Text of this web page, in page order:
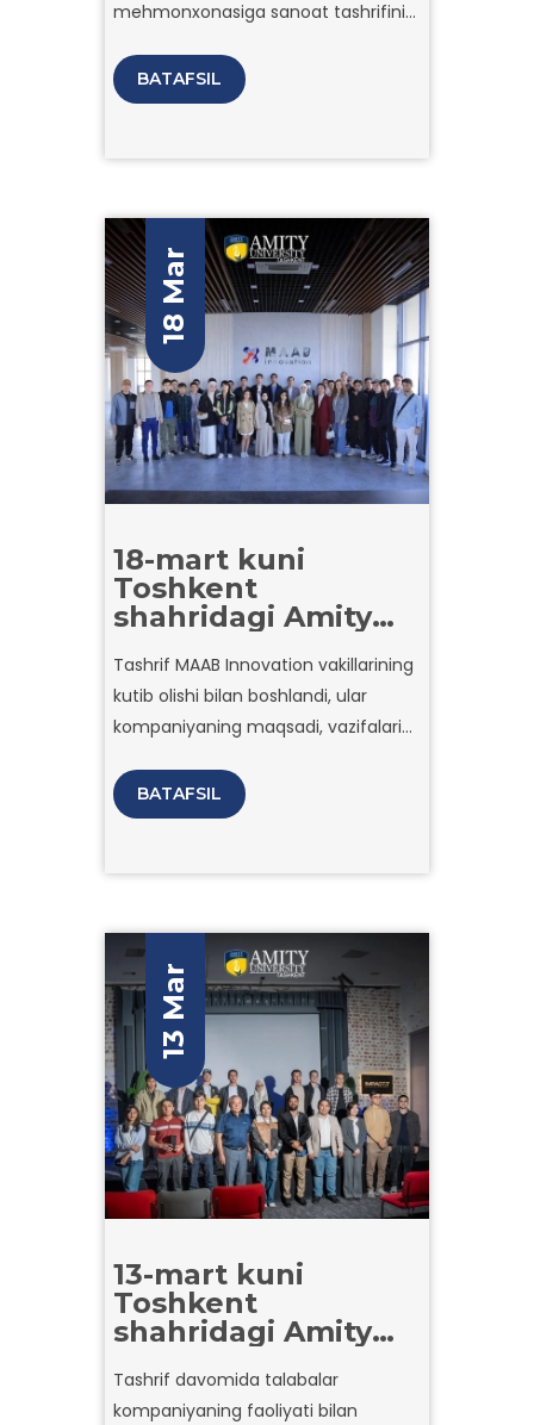
mehmonxonasiga sanoat tashrifini
uchun mehmonxona boshqaruvi
bo‘yicha qimmatli tajriba olish
BATAFSIL
18 Mar
18-mart kuni
Toshkent
shahridagi Amity
talabalari uchun
MAAB Innovation
kompaniyasiga
tashkil etildi.
Tashrif MAAB Innovation vakillarining
kutib olishi bilan boshlandi, ular
kompaniyaning maqsadi, vazifalari
berdilar. Mutaxassislar o‘zlarining
so‘nggi innovatsiyalarini, jumladan,
aqlli avtomatlashtirish tizimlari va
yechimlarini namoyish etdilar.
BATAFSIL
13 Mar
13-mart kuni
Toshkent
shahridagi Amity
talabalari AMC
Bridge
Tashrif davomida talabalar
kompaniyaning faoliyati bilan